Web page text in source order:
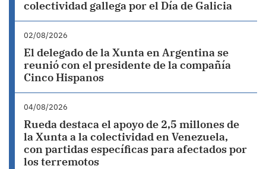
colectividad gallega por el Día de Galicia
02/08/2026
El delegado de la Xunta en Argentina se
reunió con el presidente de la compañía
Cinco Hispanos
04/08/2026
Rueda destaca el apoyo de 2,5 millones de
la Xunta a la colectividad en Venezuela,
con partidas específicas para afectados por
los terremotos